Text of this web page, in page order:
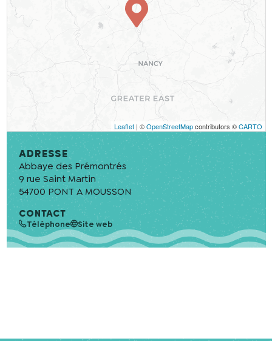
Leaflet| ©OpenStreetMapcontributors ©CARTO
Adresse
Abbaye des Prémontrés
9 rue Saint Martin
54700 PONT A MOUSSON
CONTACT
Téléphone Site web